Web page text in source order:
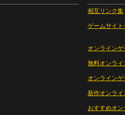
相互リンク集
ゲームサイト
オンラインゲ
無料オンライ
オンライン
新作オンライ
おすすめオ